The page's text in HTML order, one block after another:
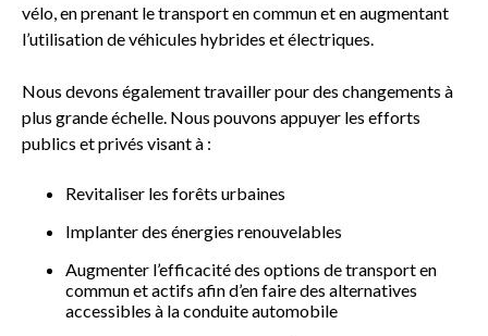
vélo, en prenant le transport en commun et en augmentant
l’utilisation de véhicules hybrides et électriques.
Nous devons également travailler pour des changements à
plus grande échelle. Nous pouvons appuyer les efforts
publics et privés visant à :
Revitaliser les forêts urbaines
Implanter des énergies renouvelables
Augmenter l’efficacité des options de transport en
commun et actifs afin d’en faire des alternatives
accessibles à la conduite automobile